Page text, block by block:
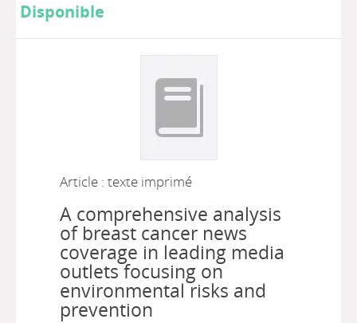
Disponible
Article : texte imprimé
A comprehensive analysis
of breast cancer news
coverage in leading media
outlets focusing on
environmental risks and
prevention